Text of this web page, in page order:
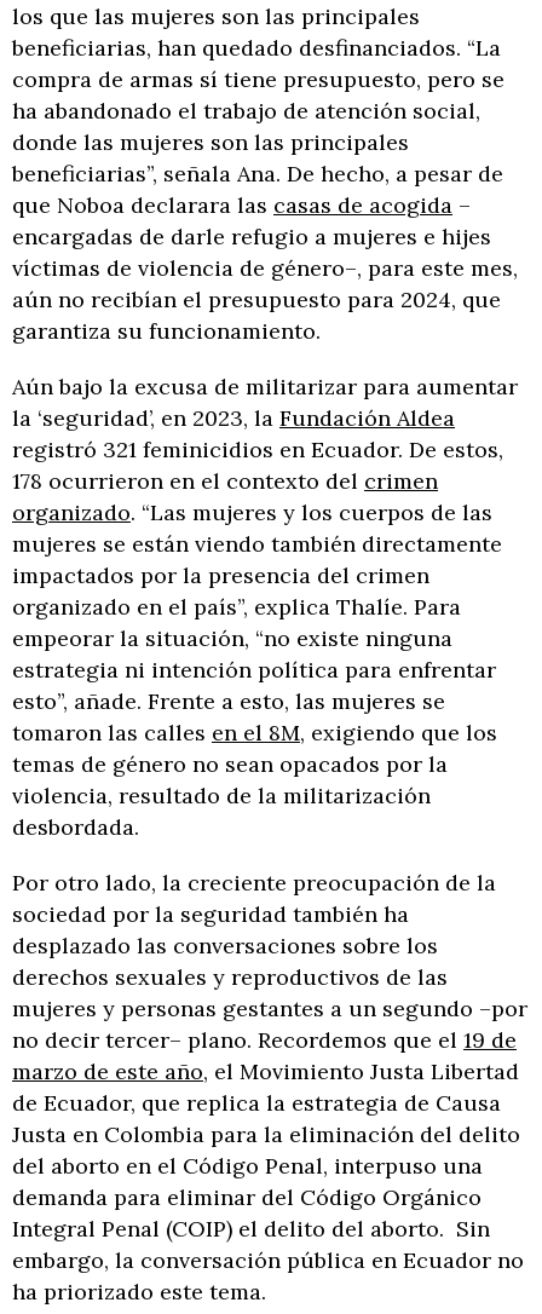
los que las mujeres son las principales
beneficiarias, han quedado desfinanciados. “La
compra de armas sí tiene presupuesto, pero se
ha abandonado el trabajo de atención social,
donde las mujeres son las principales
beneficiarias”, señala Ana. De hecho, a pesar de
que Noboa declarara las casas de acogida –
encargadas de darle refugio a mujeres e hijes
víctimas de violencia de género–, para este mes,
aún no recibían el presupuesto para 2024, que
garantiza su funcionamiento.
Aún bajo la excusa de militarizar para aumentar
la ‘seguridad’, en 2023, la Fundación Aldea
registró 321 feminicidios en Ecuador. De estos,
178 ocurrieron en el contexto del crimen
organizado. “Las mujeres y los cuerpos de las
mujeres se están viendo también directamente
impactados por la presencia del crimen
organizado en el país”, explica Thalíe. Para
empeorar la situación, “no existe ninguna
estrategia ni intención política para enfrentar
esto”, añade. Frente a esto, las mujeres se
tomaron las calles en el 8M, exigiendo que los
temas de género no sean opacados por la
violencia, resultado de la militarización
desbordada.
Por otro lado, la creciente preocupación de la
sociedad por la seguridad también ha
desplazado las conversaciones sobre los
derechos sexuales y reproductivos de las
mujeres y personas gestantes a un segundo –por
no decir tercer– plano. Recordemos que el 19 de
marzo de este año, el Movimiento Justa Libertad
de Ecuador, que replica la estrategia de Causa
Justa en Colombia para la eliminación del delito
del aborto en el Código Penal, interpuso una
demanda para eliminar del Código Orgánico
Integral Penal (COIP) el delito del aborto. Sin
embargo, la conversación pública en Ecuador no
ha priorizado este tema.